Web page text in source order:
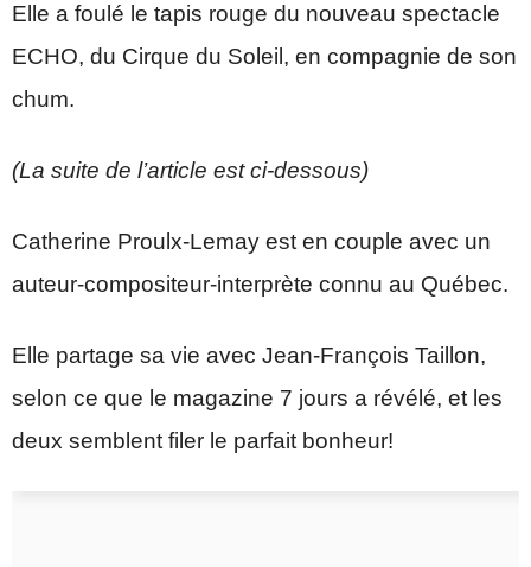
Elle a foulé le tapis rouge du nouveau spectacle
ECHO, du Cirque du Soleil, en compagnie de son
chum.
(La suite de l’article est ci-dessous)
Catherine Proulx-Lemay est en couple avec un
auteur-compositeur-interprète connu au Québec.
Elle partage sa vie avec Jean-François Taillon,
selon ce que le magazine 7 jours a révélé, et les
deux semblent filer le parfait bonheur!